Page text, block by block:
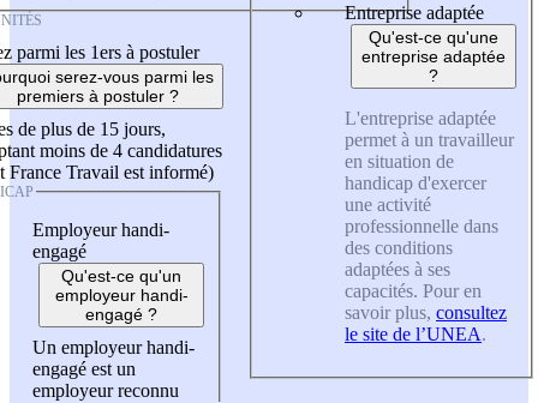
parmi les 1ers à postuler
serez-vous parmi les
premiers à postuler ?
de plus de 15 jours,
moins de 4 candidatures
France Travail est informé)
Employeur handi-
engagé
Qu'est-ce qu'un
employeur handi-
engagé ?
Un employeur handi-
engagé est un
employeur reconnu
Entreprise adaptée
Qu'est-ce qu'une
entreprise adaptée
?
L'entreprise adaptée
permet à un travailleur
en situation de
handicap d'exercer
une activité
professionnelle dans
des conditions
adaptées à ses
capacités. Pour en
savoir plus, consultez
le site de l’UNEA.